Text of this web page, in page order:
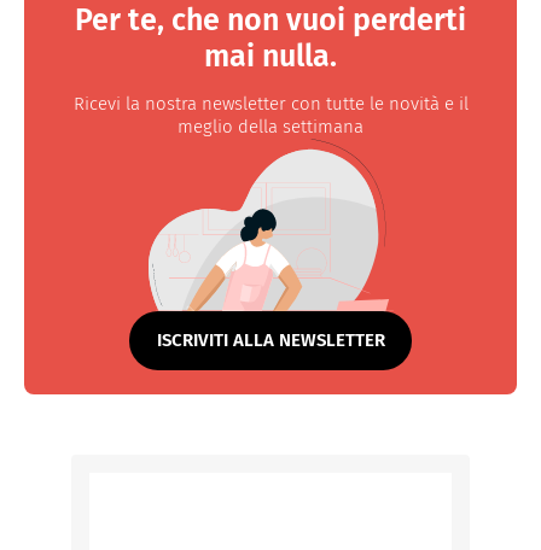
Per te, che non vuoi perderti
mai nulla.
Ricevi la nostra newsletter con tutte le novità e il
meglio della settimana
ISCRIVITI ALLA NEWSLETTER